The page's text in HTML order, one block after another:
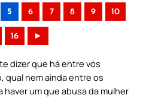
5 6 7 8 9 10
16 ►
dizer que há entre vós
qual nem ainda entre os
um que abusa da mulher